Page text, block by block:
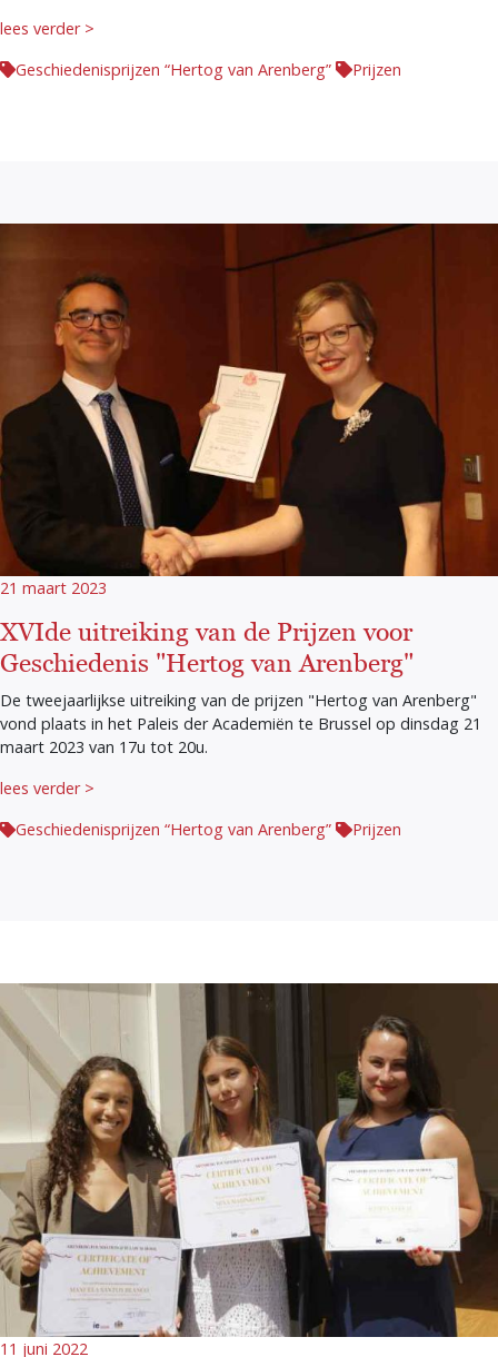
lees verder >
Geschiedenisprijzen “Hertog van Arenberg”
Prijzen
21 maart 2023
XVIde uitreiking van de Prijzen voor
Geschiedenis "Hertog van Arenberg"
De tweejaarlijkse uitreiking van de prijzen "Hertog van Arenberg"
vond plaats in het Paleis der Academiën te Brussel op dinsdag 21
maart 2023 van 17u tot 20u.
lees verder >
Geschiedenisprijzen “Hertog van Arenberg”
Prijzen
11 juni 2022